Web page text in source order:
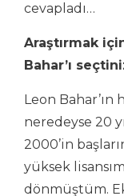
cevapladı…
Araştırmak
Bahar’ı
Leon Bahar’ın
neredeyse 20
2000’in
yüksek
dönmüştüm.